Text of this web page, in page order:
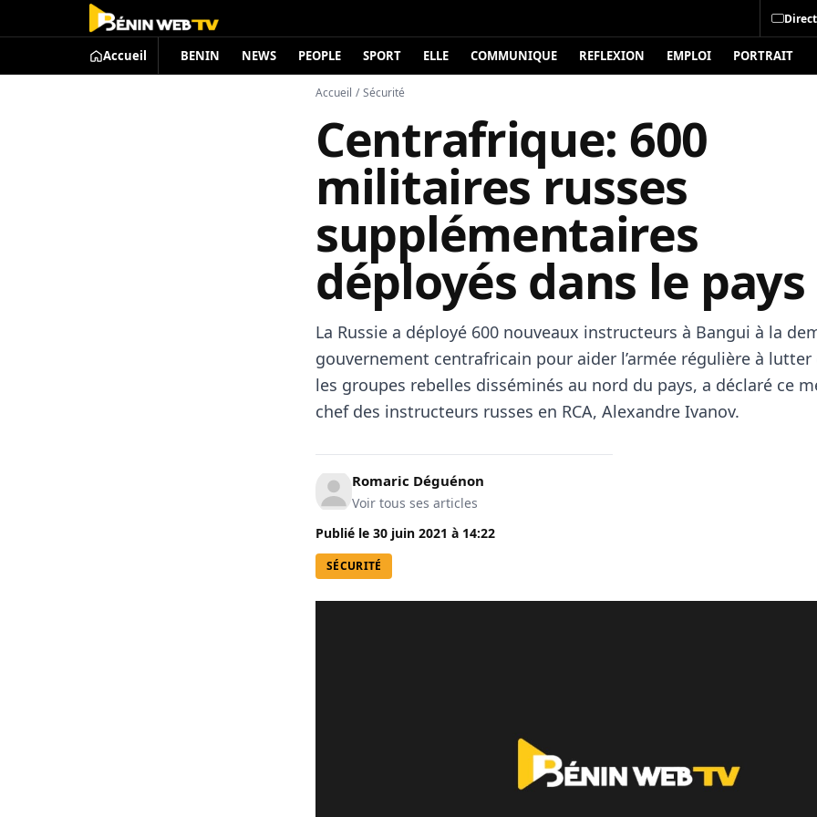
Accueil BENIN NEWS PEOPLE SPORT ELLE COMMUNIQUE REFLEXION EMPLOI PORTRAIT
Accueil / Sécurité
Centrafrique: 600
militaires russes
supplémentaires
déployés dans le pays
La Russie a déployé 600 nouveaux instructeurs à Bangui à la
gouvernement centrafricain pour aider l’armée régulière à
les groupes rebelles disséminés au nord du pays, a déclaré ce
chef des instructeurs russes en RCA, Alexandre Ivanov.
Romaric Déguénon
Voir tous ses articles
Publié le 30 juin 2021 à 14:22
SÉCURITÉ